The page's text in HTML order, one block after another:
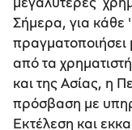
Σήμερα, για κάθε
πραγματοποιήσει
από τα
και της Ασίας, η
πρόσβαση με
Εκτέλεση και